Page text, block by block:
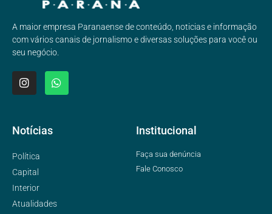
A maior empresa Paranaense de conteúdo, noticias e informação
com vários canais de jornalismo e diversas soluções para você ou
seu negócio.
Notícias
Política
Capital
Interior
Atualidades
Institucional
Faça sua denúncia
Fale Conosco